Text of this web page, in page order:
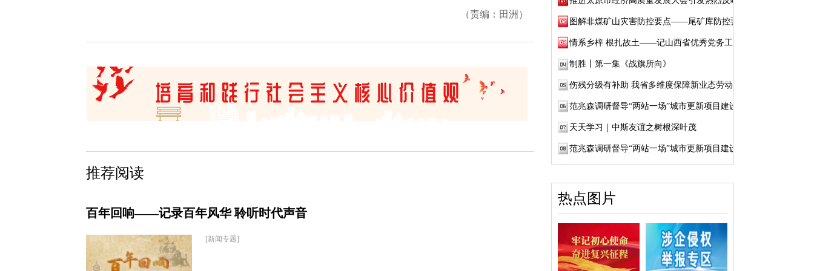
（责编：田洲）
推荐阅读
百年回响——记录百年风华 聆听时代声音
[新闻专题]
图解非煤矿山灾害防控要点——尾矿库防控要点
情系乡梓 根扎故土——记山西省优秀党务工作...
制胜丨第一集《战旗所向》
伤残分级有补助 我省多维度保障新业态劳动者...
范兆森调研督导“两站一场”城市更新项目建设
天天学习｜中斯友谊之树根深叶茂
范兆森调研督导“两站一场”城市更新项目建设
热点图片